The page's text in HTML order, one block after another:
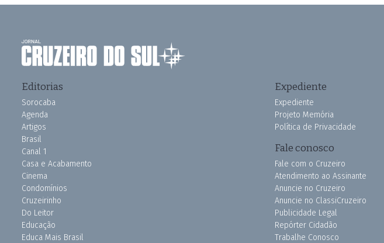
Editorias
Sorocaba
Agenda
Artigos
Brasil
Canal 1
Casa e Acabamento
Cinema
Condomínios
Cruzeirinho
Do Leitor
Educação
Educa Mais Brasil
Expediente
Expediente
Projeto Memória
Política de Privacidade
Fale conosco
Fale com o Cruzeiro
Atendimento ao Assinante
Anuncie no Cruzeiro
Anuncie no ClassiCruzeiro
Publicidade Legal
Repórter Cidadão
Trabalhe Conosco